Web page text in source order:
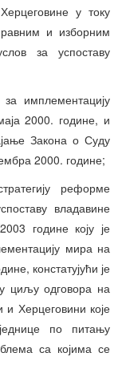
у току
и изборним
за успоставу
имплементацију
2000. године, и
Закона о Суду
2000. године;
реформе
владавине
године коју је
мира на
констатујући је
циљу одговора на
Херцеговини које
по питању
са којима се